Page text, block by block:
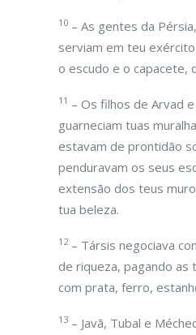
10 – As gentes da
serviam em teu
o escudo e o capacete,
11 – Os filhos de Arvad
guarneciam tuas
estavam de prontidão
penduravam os seus
extensão dos teus
tua beleza.
12– Társis negociava
de riqueza, pagando as
com prata, ferro,
13 – Javã, Tubal e